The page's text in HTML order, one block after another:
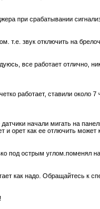
при срабатывании
т.е. звук отключить на
все работает
работает, ставили
начали мигать на
и орет как ее отлючить может
под острым углом.поменял на
как надо. Обращайтесь к